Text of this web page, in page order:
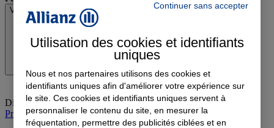
Voir les horaires
Dimanche: Fermé
Prendre rendez-vous à l'agence
Continuer sans accepter
Utilisation des cookies et identifiants
uniques
Nous et nos partenaires utilisons des cookies et
identifiants uniques afin d'améliorer votre expérience sur
le site. Ces cookies et identifiants uniques servent à
personnaliser le contenu du site, en mesurer la
fréquentation, permettre des publicités ciblées et en